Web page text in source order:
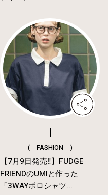
( FASHION )
【7月9日発売‼︎】FUDGE
FRIENDのUMIと作った
「3WAYポロシャツ...